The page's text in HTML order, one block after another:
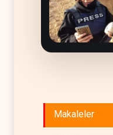
Makaleler